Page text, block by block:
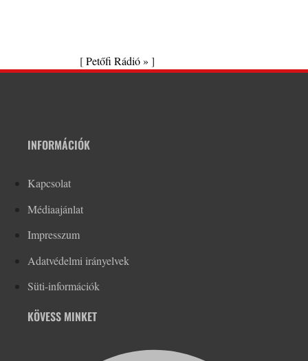
[Petőfi Rádió » ]
INFORMÁCIÓK
Kapcsolat
Médiaajánlat
Impresszum
Adatvédelmi irányelvek
Süti-információk
KÖVESS MINKET